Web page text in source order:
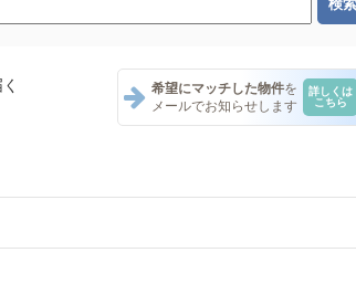
希望にマッチした物件を
メールでお知らせします
詳しくは
こちら